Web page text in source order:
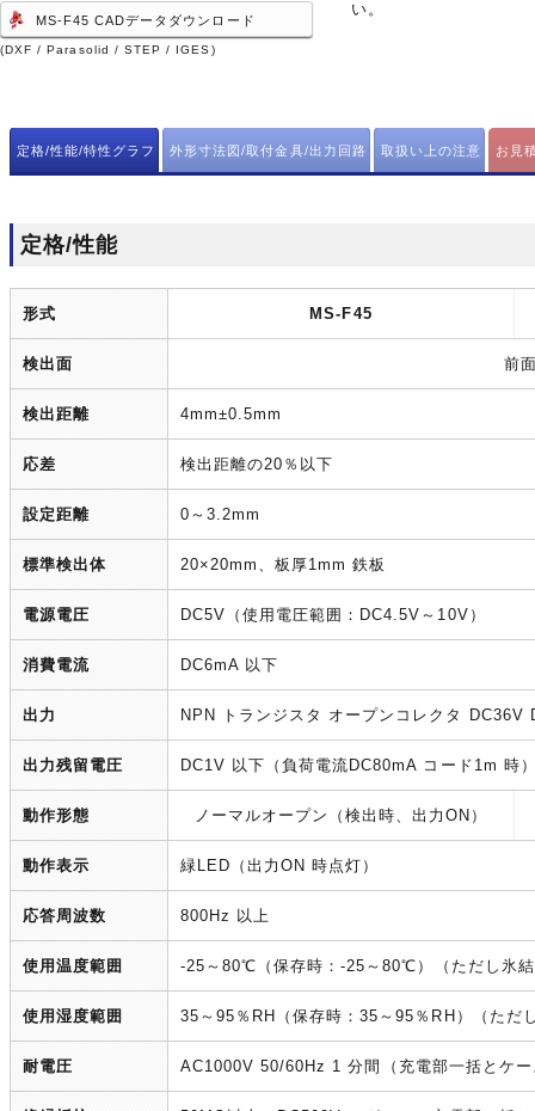
MS-F45 CADデータダウンロード
(DXF / Parasolid / STEP / IGES)
い。
定格/性能/特性グラフ 外形寸法図/取付金具/出力回路 取扱い上の注意 お見
定格/性能
形式 MS-F45
検出面 前
検出距離 4mm±0.5mm
応差 検出距離の20％以下
設定距離 0～3.2mm
標準検出体 20×20mm、板厚1mm 鉄板
電源電圧 DC5V（使用電圧範囲：DC4.5V～10V）
消費電流 DC6mA 以下
出力 NPN トランジスタ オープンコレクタ DC36V
出力残留電圧 DC1V 以下（負荷電流DC80mA コード1m 時
動作形態 ノーマルオープン（検出時、出力ON）
動作表示 緑LED（出力ON 時点灯）
応答周波数 800Hz 以上
使用温度範囲 -25～80℃（保存時：-25～80℃）（ただし氷
使用湿度範囲 35～95％RH（保存時：35～95％RH）（ただ
耐電圧 AC1000V 50/60Hz 1 分間（充電部一括とケー